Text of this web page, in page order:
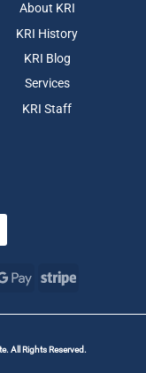
About KRI
KRI History
KRI Blog
Services
KRI Staff
All Rights Reserved.